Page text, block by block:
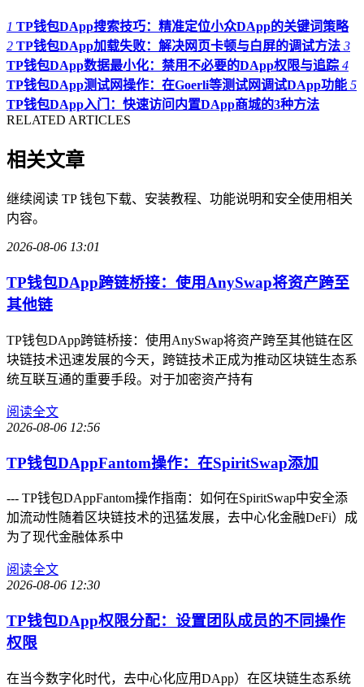
1 TP钱包DApp搜索技巧：精准定位小众DApp的关键词策略
2 TP钱包DApp加载失败：解决网页卡顿与白屏的调试方法 3
TP钱包DApp数据最小化：禁用不必要的DApp权限与追踪 4
TP钱包DApp测试网操作：在Goerli等测试网调试DApp功能 5
TP钱包DApp入门：快速访问内置DApp商城的3种方法
RELATED ARTICLES
相关文章
继续阅读 TP 钱包下载、安装教程、功能说明和安全使用相关
内容。
2026-08-06 13:01
TP钱包DApp跨链桥接：使用AnySwap将资产跨至
其他链
TP钱包DApp跨链桥接：使用AnySwap将资产跨至其他链在区
块链技术迅速发展的今天，跨链技术正成为推动区块链生态系
统互联互通的重要手段。对于加密资产持有
阅读全文
2026-08-06 12:56
TP钱包DAppFantom操作：在SpiritSwap添加
--- TP钱包DAppFantom操作指南：如何在SpiritSwap中安全添
加流动性随着区块链技术的迅猛发展，去中心化金融DeFi）成
为了现代金融体系中
阅读全文
2026-08-06 12:30
TP钱包DApp权限分配：设置团队成员的不同操作
权限
在当今数字化时代，去中心化应用DApp）在区块链生态系统